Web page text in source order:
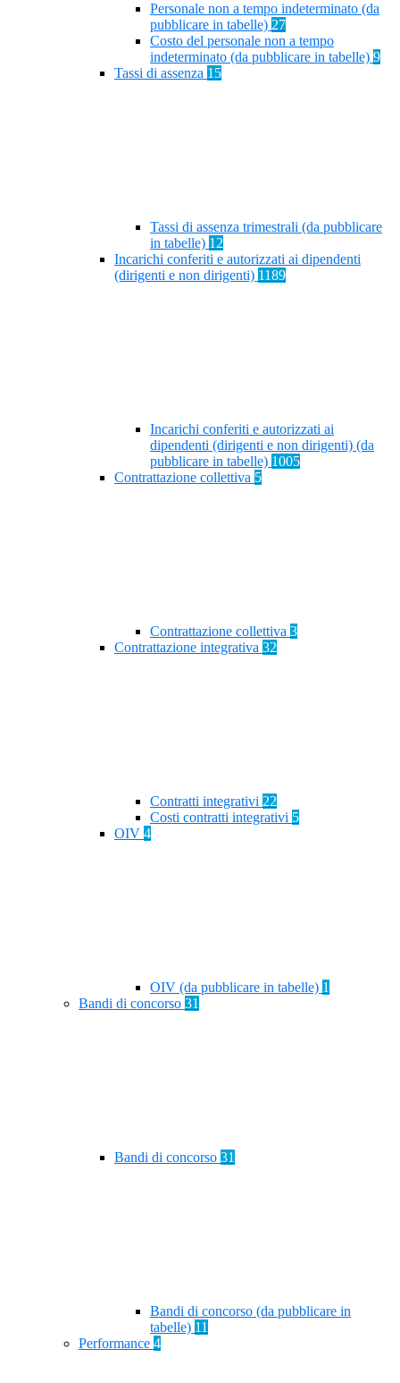
Personale non a tempo indeterminato (da
pubblicare in tabelle) 27
Costo del personale non a tempo
indeterminato (da pubblicare in tabelle) 9
Tassi di assenza 15
Tassi di assenza trimestrali (da pubblicare
in tabelle) 12
Incarichi conferiti e autorizzati ai dipendenti
(dirigenti e non dirigenti) 1189
Incarichi conferiti e autorizzati ai
dipendenti (dirigenti e non dirigenti) (da
pubblicare in tabelle) 1005
Contrattazione collettiva 5
Contrattazione collettiva 3
Contrattazione integrativa 32
Contratti integrativi 22
Costi contratti integrativi 5
OIV 4
OIV (da pubblicare in tabelle) 1
Bandi di concorso 31
Bandi di concorso 31
Bandi di concorso (da pubblicare in
tabelle) 11
Performance 4